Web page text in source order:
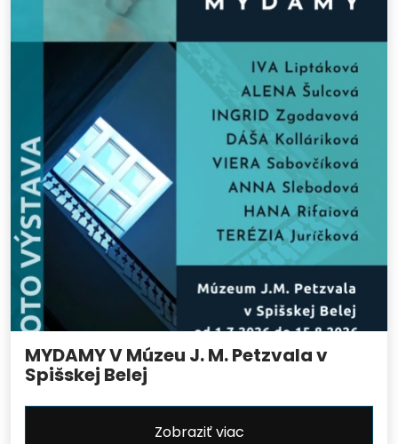
MYDAMY V Múzeu J. M. Petzvala v
Spišskej Belej
Zobraziť viac